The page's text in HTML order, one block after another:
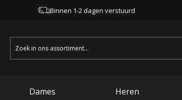
Binnen 1-2 dagen verstuurd
Zoeken
naar:
Dames Heren